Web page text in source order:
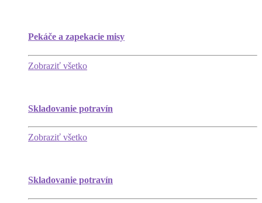
Pekáče a zapekacie misy
Zobraziť všetko
Skladovanie potravín
Zobraziť všetko
Skladovanie potravín